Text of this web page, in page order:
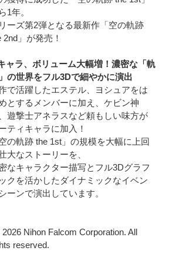
1年。
ーズ第2弾となる最新作「空の軌跡
2nd」が発売！
ャラ、ボリューム大幅増！濃密な「軌
の世界をフル3Dで細やかに演出
で活躍したエステル、ヨシュアをは
とするメンバーに加え、ケビン神
遊撃士アネラスなど頼もしい味方が
ティキャラに加入！
空の軌跡 the 1st」の規模を大幅に上回
大なストーリーを、
なキャラクター描写とフル3Dグラフ
クを活かしたダイナミックなイベン
ーンで演出しています。
2026 Nihon Falcom Corporation. All
reserved.